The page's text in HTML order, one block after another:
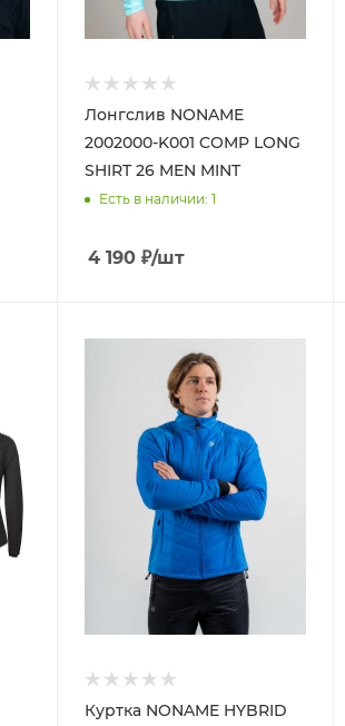
Лонгслив NONAME
2002000-K001 COMP LONG
SHIRT 26 MEN MINT
Есть в наличии: 1
4 190₽/шт
Куртка NONAME HYBRID